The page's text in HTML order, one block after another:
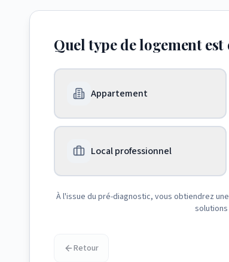
Quel type de logement est
Appartement
Local professionnel
À l'issue du pré-diagnostic, vous obtiendrez
Retour